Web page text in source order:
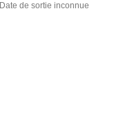
Date de sortie inconnue